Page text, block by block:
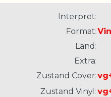
Interpret:
Format:
Land:
Extra:
Zustand Cover:
Zustand Vinyl: